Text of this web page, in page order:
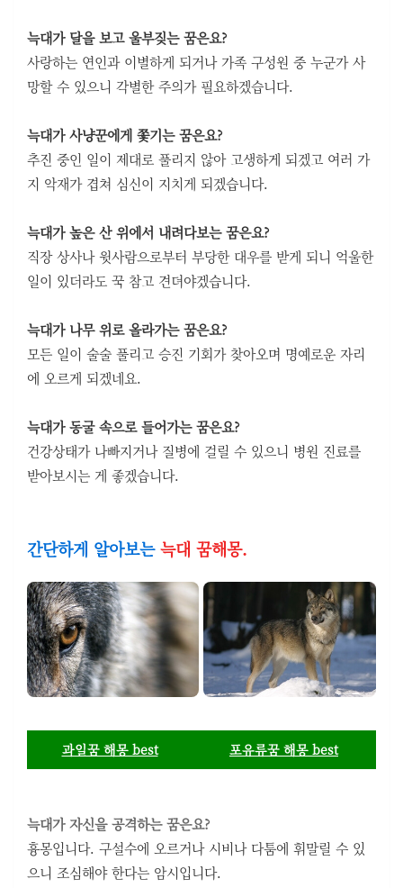
늑대가 달을 보고 울부짖는 꿈은요?
사랑하는 연인과 이별하게 되거나 가족 구성원 중 누군가 사
망할 수 있으니 각별한 주의가 필요하겠습니다.
늑대가 사냥꾼에게 쫓기는 꿈은요?
추진 중인 일이 제대로 풀리지 않아 고생하게 되겠고 여러 가
지 악재가 겹쳐 심신이 지치게 되겠습니다.
늑대가 높은 산 위에서 내려다보는 꿈은요?
직장 상사나 윗사람으로부터 부당한 대우를 받게 되니 억울한
일이 있더라도 꾹 참고 견뎌야겠습니다.
늑대가 나무 위로 올라가는 꿈은요?
모든 일이 술술 풀리고 승진 기회가 찾아오며 명예로운 자리
에 오르게 되겠네요.
늑대가 동굴 속으로 들어가는 꿈은요?
건강상태가 나빠지거나 질병에 걸릴 수 있으니 병원 진료를
받아보시는 게 좋겠습니다.
간단하게 알아보는 늑대 꿈해몽.
과일꿈 해몽 best 포유류꿈 해몽 best
늑대가 자신을 공격하는 꿈은요?
흉몽입니다. 구설수에 오르거나 시비나 다툼에 휘말릴 수 있
으니 조심해야 한다는 암시입니다.